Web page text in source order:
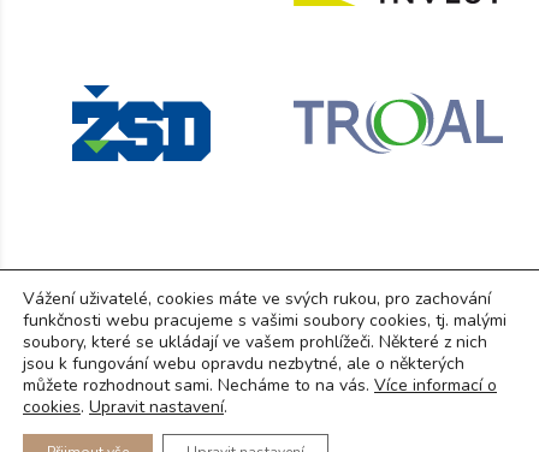
RD Ostrovačice s.r.o., Brněnská 1050, 664 42 Modřice
IČ: 07307675, DIČ: CZ0730767
GDPR(PDF)
© Copyright 2025
Vážení uživatelé, cookies máte ve svých rukou, pro zachování
funkčnosti webu pracujeme s vašimi soubory cookies, tj. malými
soubory, které se ukládají ve vašem prohlížeči. Některé z nich
jsou k fungování webu opravdu nezbytné, ale o některých
můžete rozhodnout sami. Necháme to na vás. Více informací o
cookies. Upravit nastavení.